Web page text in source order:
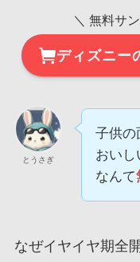
＼ 無料サ
ディズニー
とうさぎ
子供の
おいし
なんて
なぜイヤイヤ期全